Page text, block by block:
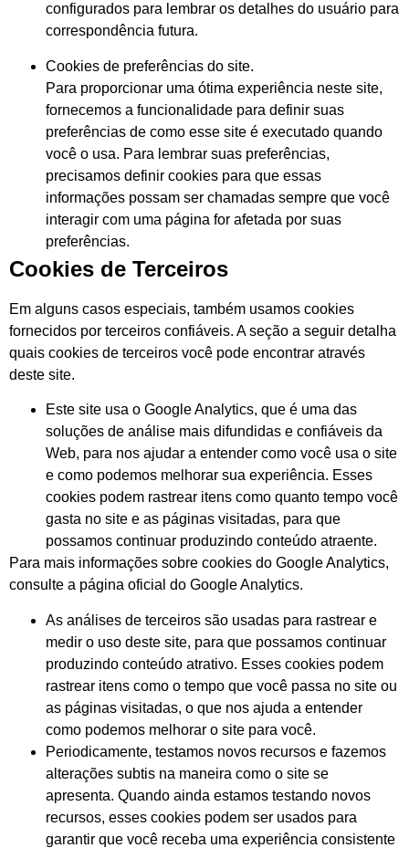
configurados para lembrar os detalhes do usuário para
correspondência futura.
Cookies de preferências do site.
Para proporcionar uma ótima experiência neste site,
fornecemos a funcionalidade para definir suas
preferências de como esse site é executado quando
você o usa. Para lembrar suas preferências,
precisamos definir cookies para que essas
informações possam ser chamadas sempre que você
interagir com uma página for afetada por suas
preferências.
Cookies de Terceiros
Em alguns casos especiais, também usamos cookies
fornecidos por terceiros confiáveis. A seção a seguir detalha
quais cookies de terceiros você pode encontrar através
deste site.
Este site usa o Google Analytics, que é uma das
soluções de análise mais difundidas e confiáveis da
Web, para nos ajudar a entender como você usa o site
e como podemos melhorar sua experiência. Esses
cookies podem rastrear itens como quanto tempo você
gasta no site e as páginas visitadas, para que
possamos continuar produzindo conteúdo atraente.
Para mais informações sobre cookies do Google Analytics,
consulte a página oficial do Google Analytics.
As análises de terceiros são usadas para rastrear e
medir o uso deste site, para que possamos continuar
produzindo conteúdo atrativo. Esses cookies podem
rastrear itens como o tempo que você passa no site ou
as páginas visitadas, o que nos ajuda a entender
como podemos melhorar o site para você.
Periodicamente, testamos novos recursos e fazemos
alterações subtis na maneira como o site se
apresenta. Quando ainda estamos testando novos
recursos, esses cookies podem ser usados para
garantir que você receba uma experiência consistente